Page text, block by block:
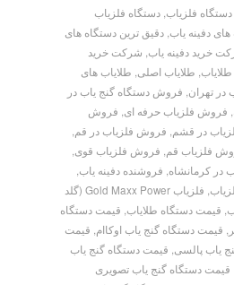
دستگاه فلزیاب, دستگاه فلزیاب
دفینه یاب, دقیق ترین دستگاه های
خرید دفینه یاب, شرکت خرید
طلایاب, طلایاب اصلی, طلایاب های
در تهران, فروش دستگاه گنج یاب در
, فروش فلزیاب حرفه ای, فروش
در قشم, فروش فلزیاب در قم,
فلزیاب قم, فروش فلزیاب قوی,
در کرمانشاه, فروشنده دفینه یاب,
,
فلزیاب Gold Maxx Power (گلد
, قیمت دستگاه طلایاب, قیمت دستگاه
, قیمت دستگاه گنج یاب اوکاام, قیمت
یاب پالسی, قیمت دستگاه گنج یاب
قیمت دستگاه گنج یاب تصویری